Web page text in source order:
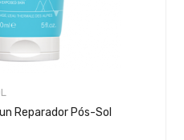
Reparador Pós-Sol